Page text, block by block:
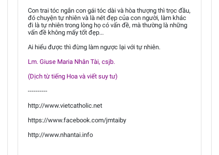
Con trai tóc ngắn con gái tóc dài và hòa thượng thì trọc đầu,
đó chuyện tự nhiên và là nét đẹp của con người, làm khác
đi là tự nhiên trong lòng họ có vấn đề, mà thường là những
vấn đề không mấy tốt đẹp...
Ai hiểu được thì đừng làm ngược lại với tự nhiên.
Lm. Giuse Maria Nhân Tài, csjb.
(Dịch từ tiếng Hoa và viết suy tư)
----------
http://www.vietcatholic.net
https://www.facebook.com/jmtaiby
http://www.nhantai.info